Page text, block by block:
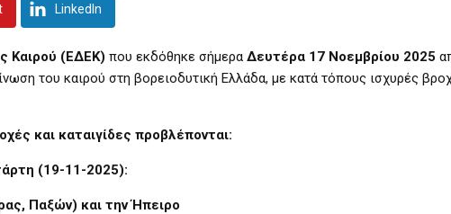
LinkedIn
Καιρού (ΕΔΕΚ) που εκδόθηκε σήμερα Δευτέρα 17 Νοεμβρίου 2025
του καιρού στη βορειοδυτική Ελλάδα, με κατά τόπους ισχυρές
και καταιγίδες προβλέπονται:
(19-11-2025):
Παξών) και την Ήπειρο